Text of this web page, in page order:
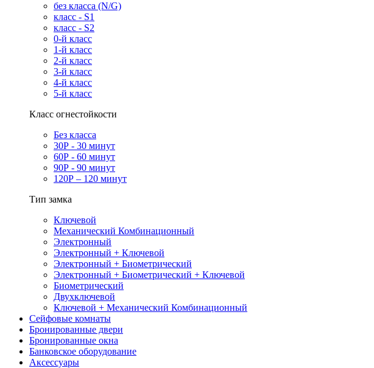
без класса (N/G)
класс - S1
класс - S2
0-й класс
1-й класс
2-й класс
3-й класс
4-й класс
5-й класс
Класс огнестойкости
Без класса
30Р - 30 минут
60Р - 60 минут
90Р - 90 минут
120Р – 120 минут
Тип замка
Ключевой
Механический Комбинационный
Электронный
Электронный + Ключевой
Электронный + Биометрический
Электронный + Биометрический + Ключевой
Биометрический
Двухключевой
Ключевой + Механический Комбинационный
Сейфовые комнаты
Бронированные двери
Бронированные окна
Банковское оборудование
Аксессуары